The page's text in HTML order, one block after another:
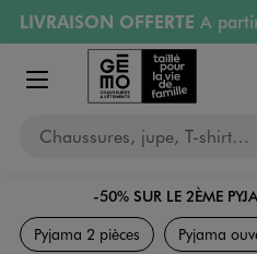
Aller au contenu principal
Aller à la navigation
LIVRAISON OFFERTE A
RETRAIT ET LIVRAISON
PAYEZ EN 3x SANS FRAIS
Retours OFFERTS
pendant
Afficher le menu
Chaussures, jupe, T-shirt…
-50% SUR LE 2ÈME
Pyjama 2 pièces Pyjama